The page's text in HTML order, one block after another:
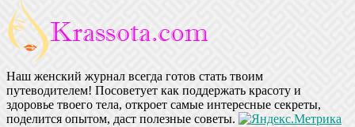
Наш женский журнал всегда готов стать твоим
путеводителем! Посоветует как поддержать красоту и
здоровье твоего тела, откроет самые интересные секреты,
поделится опытом, даст полезные советы.